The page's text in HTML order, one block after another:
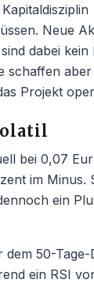
Neue
dabei
schaffen
Projekt
bei 0,07
im Minus.
ein
dem 50-
ein RSI